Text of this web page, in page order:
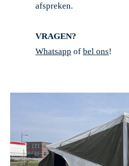
afspreken.
VRAGEN?
Whatsapp of bel ons!